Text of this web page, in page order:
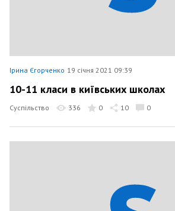
Ірина Єгорченко 19 січня 2021 09:39
10-11 класи в київських школах
Суспільство 336 0 10 0